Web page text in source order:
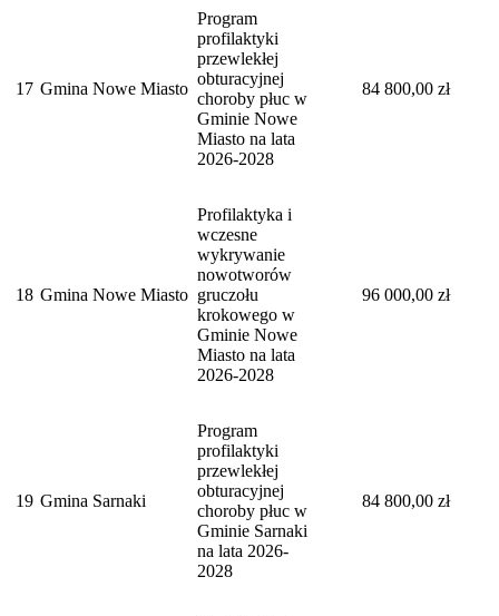
17 Gmina Nowe Miasto
Program
profilaktyki
przewlekłej
obturacyjnej
choroby płuc w
Gminie Nowe
Miasto na lata
2026-2028
84 800,00 zł
18 Gmina Nowe Miasto
Profilaktyka i
wczesne
wykrywanie
nowotworów
gruczołu
krokowego w
Gminie Nowe
Miasto na lata
2026-2028
96 000,00 zł
19 Gmina Sarnaki
Program
profilaktyki
przewlekłej
obturacyjnej
choroby płuc w
Gminie Sarnaki
na lata 2026-
2028
84 800,00 zł